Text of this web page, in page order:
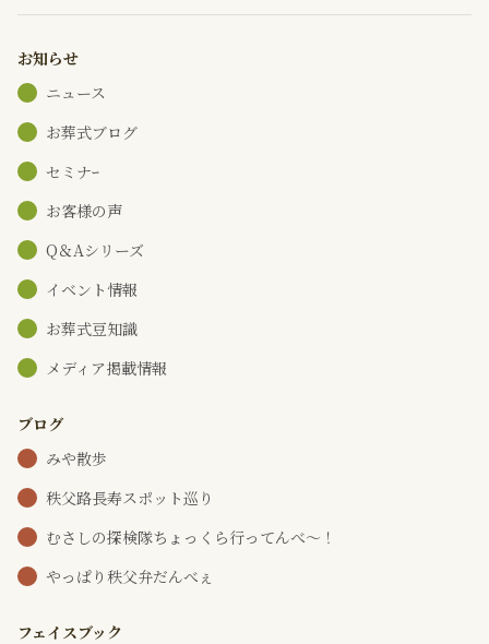
お知らせ
ニュース
お葬式ブログ
セミナｰ
お客様の声
Q＆Aシリーズ
イベント情報
お葬式豆知識
メディア掲載情報
ブログ
みや散歩
秩父路長寿スポット巡り
むさしの探検隊ちょっくら行ってんべ～！
やっぱり秩父弁だんべぇ
フェイスブック